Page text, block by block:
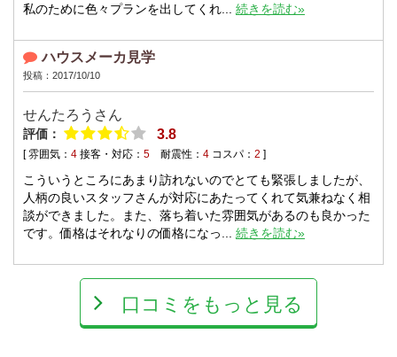
私のために色々プランを出してくれ... 続きを読む»
ハウスメーカ見学
投稿：2017/10/10
せんたろうさん
評価： 3.8
[ 雰囲気： 4 接客・対応： 5 耐震性： 4 コスパ： 2 ]
こういうところにあまり訪れないのでとても緊張しましたが、
人柄の良いスタッフさんが対応にあたってくれて気兼ねなく相
談ができました。また、落ち着いた雰囲気があるのも良かった
です。価格はそれなりの価格になっ... 続きを読む»
口コミをもっと見る